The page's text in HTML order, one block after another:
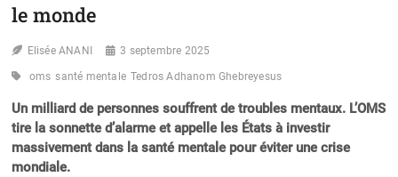
le monde
Elisée ANANI 3 septembre 2025
oms santé mentale Tedros Adhanom Ghebreyesus
Un milliard de personnes souffrent de troubles mentaux. L’OMS
tire la sonnette d’alarme et appelle les États à investir
massivement dans la santé mentale pour éviter une crise
mondiale.